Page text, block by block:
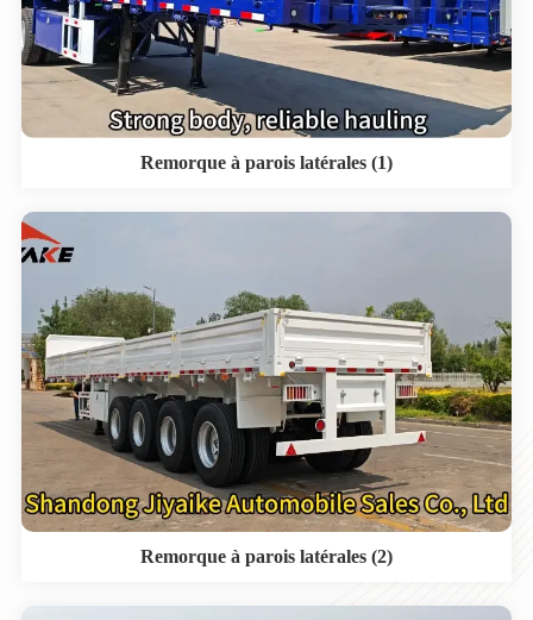
Remorque à parois latérales (1)
Remorque à parois latérales (2)